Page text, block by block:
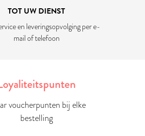
TOT UW DIENST
en leveringsopvolging per e-
mail of telefoon
voucherpunten bij elke
bestelling